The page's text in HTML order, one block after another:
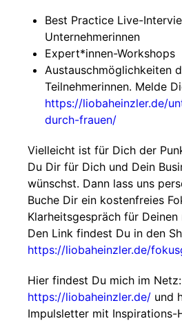
Best Practice Live-
Unternehmerinnen
Expert*innen-Workshops
Austauschmöglichkeiten
Teilnehmerinnen. Melde
https://liobaheinzler.de/
durch-frauen/
Vielleicht ist für Dich der
Du Dir für Dich und Dein
wünschst. Dann lass uns
Buche Dir ein kostenfreies
Klarheitsgespräch für
Den Link findest Du in den
https://liobaheinzler.de/
Hier findest Du mich im
https://liobaheinzler.de/ und
Impulsletter mit Inspirations-